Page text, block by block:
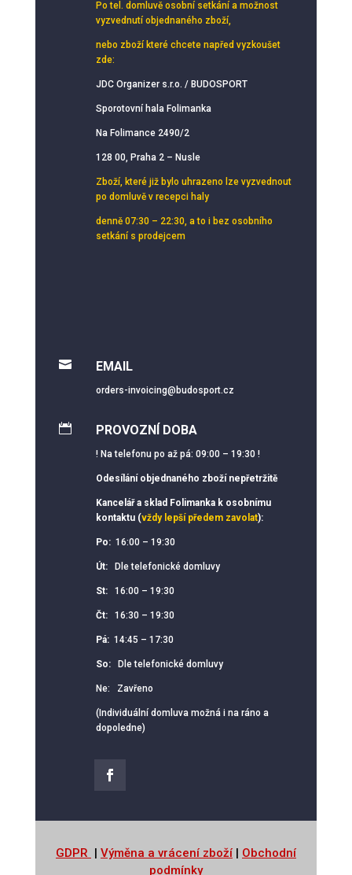
Po tel. domluvě osobní setkánía možnost
vyzvednutí objednaného zboží,
nebo zboží které chcete napřed vyzkoušet
zde:
JDC Organizer s.r.o. / BUDOSPORT
Sporotovní hala Folimanka
Na Folimance 2490/2
128 00, Praha 2 – Nusle
Zboží, které již bylo uhrazeno lze vyzvednout
po domluvě v recepci haly
denně 07:30 – 22:30, a to i bez osobního
setkání s prodejcem
 EMAIL
orders-invoicing@budosport.cz
 PROVOZNÍ DOBA
! Na telefonu po až pá: 09:00 – 19:30 !
Odesílání objednaného zboží nepřetržitě
Kancelář a sklad Folimanka k osobnímu
kontaktu (vždy lepší předem zavolat):
Po: 16:00 – 19:30
Út:Dle telefonické domluvy
St: 16:00 – 19:30
Čt: 16:30 – 19:30
Pá:14:45 – 17:30
So: Dle telefonické domluvy
Ne: Zavřeno
(Individuální domluva možná i na ráno a
dopoledne)
GDPR | Výměna a vrácení zboží| Obchodní
podmínky